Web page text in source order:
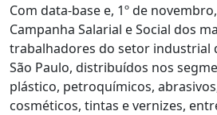
Com data-base e, 1º de
Campanha Salarial e Social dos
trabalhadores do setor industrial
São Paulo, distribuídos nos
plástico, petroquímicos,
cosméticos, tintas e vernizes,